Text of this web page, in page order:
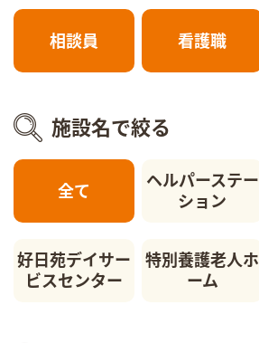
相談員 看護職
施設名で絞る
全て
ヘルパーステー
ション
好日苑デイサー
ビスセンター
特別養護老人ホ
ーム